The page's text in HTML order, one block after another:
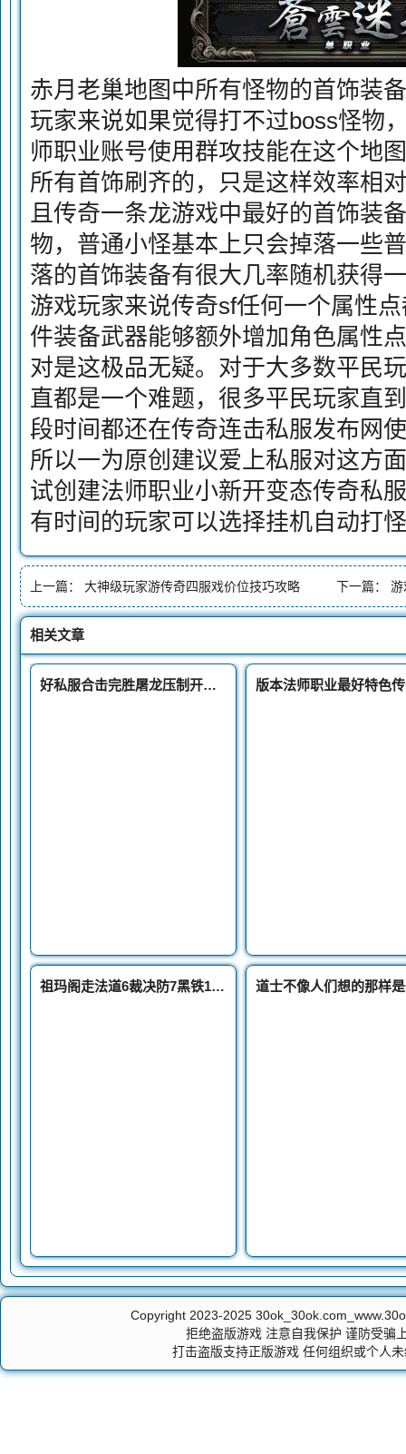
赤月老巢地图中所有怪物的首饰装
玩家来说如果觉得打不过boss怪物
师职业账号使用群攻技能在这个地
所有首饰刷齐的，只是这样效率相
且传奇一条龙游戏中最好的首饰装
物，普通小怪基本上只会掉落一些
落的首饰装备有很大几率随机获得
游戏玩家来说传奇sf任何一个属性
件装备武器能够额外增加角色属性
对是这极品无疑。对于大多数平民
直都是一个难题，很多平民玩家直
段时间都还在传奇连击私服发布网
所以一为原创建议爱上私服对这方
试创建法师职业小新开变态传奇私
有时间的玩家可以选择挂机自动打
上一篇： 大神级玩家游传奇四服戏价位技巧攻略 下一篇： 游
相关文章
好私服合击完胜屠龙压制开天的绝版神兵攻41霸者之刃
祖玛阁走法道6裁决防7黑铁13点敏捷这道士要逆天啊
Copyright 2023-2025
拒绝盗版游戏 注意自我保护 谨防受骗
打击盗版支持正版游戏 任何组织或个人